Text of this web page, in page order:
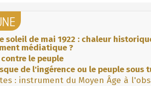
soleil de mai 1922 : chaleur
médiatique ?
le peuple
de l'ingérence ou le peuple sous
: instrument du Moyen Âge à